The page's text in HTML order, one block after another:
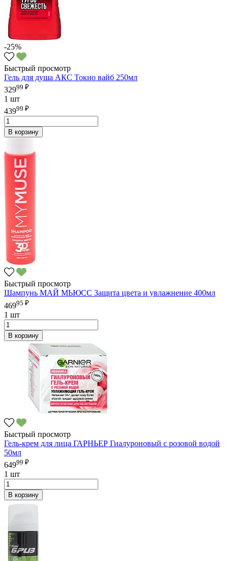
-25%
Быстрый просмотр
Гель для душа АКС Токио вайб 250мл
32999 ₽
1 шт
43999 ₽
В корзину
Быстрый просмотр
Шампунь МАЙ МЬЮСС Защита цвета и увлажнение 400мл
46995 ₽
1 шт
В корзину
Быстрый просмотр
Гель-крем для лица ГАРНЬЕР Гиалуроновый с розовой водой
50мл
64999 ₽
1 шт
В корзину